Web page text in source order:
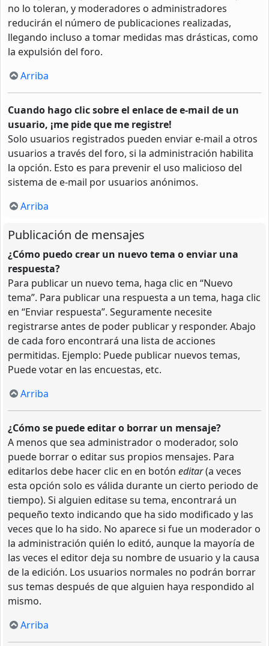
no lo toleran, y moderadores o administradores
reducirán el número de publicaciones realizadas,
llegando incluso a tomar medidas mas drásticas, como
la expulsión del foro.
Arriba
Cuando hago clic sobre el enlace de e-mail de un
usuario, ¡me pide que me registre!
Solo usuarios registrados pueden enviar e-mail a otros
usuarios a través del foro, si la administración habilita
la opción. Esto es para prevenir el uso malicioso del
sistema de e-mail por usuarios anónimos.
Arriba
Publicación de mensajes
¿Cómo puedo crear un nuevo tema o enviar una
respuesta?
Para publicar un nuevo tema, haga clic en “Nuevo
tema”. Para publicar una respuesta a un tema, haga clic
en “Enviar respuesta”. Seguramente necesite
registrarse antes de poder publicar y responder. Abajo
de cada foro encontrará una lista de acciones
permitidas. Ejemplo: Puede publicar nuevos temas,
Puede votar en las encuestas, etc.
Arriba
¿Cómo se puede editar o borrar un mensaje?
A menos que sea administrador o moderador, solo
puede borrar o editar sus propios mensajes. Para
editarlos debe hacer clic en en botón editar(a veces
esta opción solo es válida durante un cierto periodo de
tiempo). Si alguien editase su tema, encontrará un
pequeño texto indicando que ha sido modificado y las
veces que lo ha sido. No aparece si fue un moderador o
la administración quién lo editó, aunque la mayoría de
las veces el editor deja su nombre de usuario y la causa
de la edición. Los usuarios normales no podrán borrar
sus temas después de que alguien haya respondido al
mismo.
Arriba